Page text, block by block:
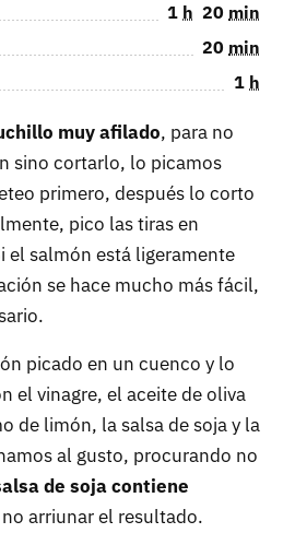
1 h 20 min
20 min
1 h
muy afilado, para no
sino cortarlo, lo picamos
primero, después lo corto
pico las tiras en
el salmón está ligeramente
se hace mucho más fácil,
picado en un cuenco y lo
el vinagre, el aceite de oliva
de limón, la salsa de soja y la
al gusto, procurando no
de soja contiene
arriunar el resultado.